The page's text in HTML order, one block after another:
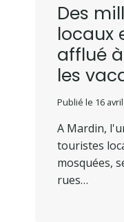
Des
locaux
afflué
les
Publié le 16
A Mardin,
touristes
mosquées,
rues…